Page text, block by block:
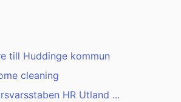
till Huddinge kommun
cleaning
HR Utland ...